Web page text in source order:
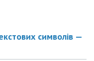
символів —